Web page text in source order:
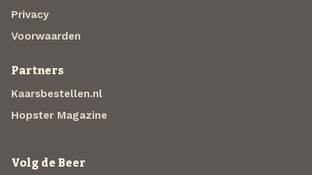
Privacy
Voorwaarden
Partners
Kaarsbestellen.nl
Hopster Magazine
Volg de Beer